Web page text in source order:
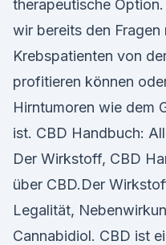
therapeutische
wir bereits den
Krebspatienten von
profitieren können
Hirntumoren wie dem
ist. CBD Handbuch:
Der Wirkstoff, CBD
über CBD.Der
Legalität,
Cannabidiol. CBD ist